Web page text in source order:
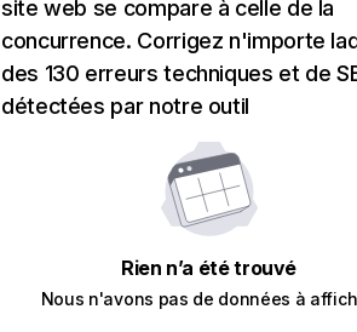
site web se compare à celle de la
concurrence. Corrigez n'importe
des 130 erreurs techniques et de
détectées par notre outil
Rien n’a été trouvé
Nous n'avons pas de données à